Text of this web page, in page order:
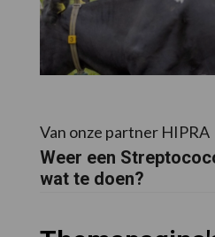
Van onze partner HIPRA
Weer een
wat te doen?